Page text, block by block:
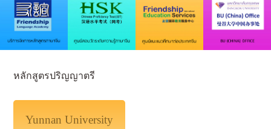
หลักสูตรปริญญาตรี
Yunnan University